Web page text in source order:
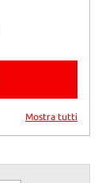
Mostra tutti